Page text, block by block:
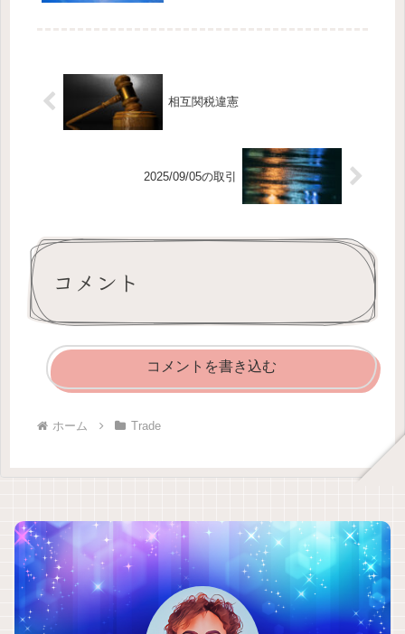
相互関税違憲
2025/09/05の取引
コメント
コメントを書き込む
ホーム Trade